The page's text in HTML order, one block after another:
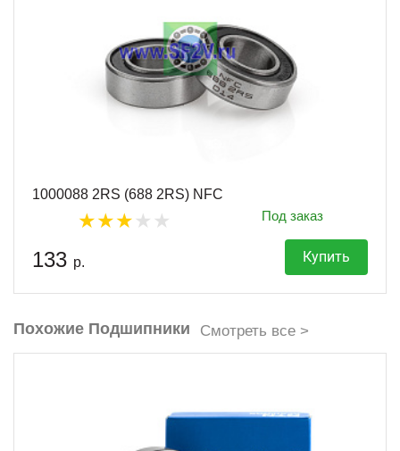
1000088 2RS (688 2RS) NFC
Под заказ
133 р. Купить
Похожие Подшипники Смотреть все >